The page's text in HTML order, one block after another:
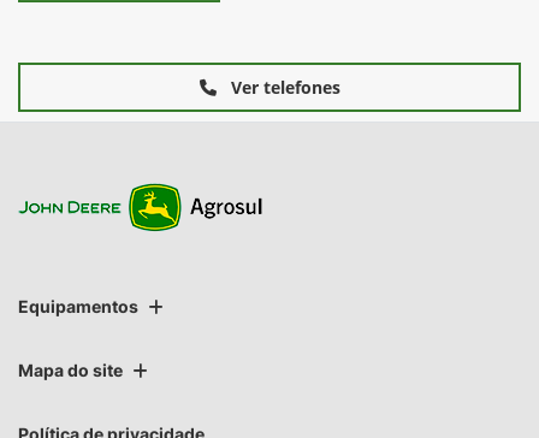
Ver telefones
Equipamentos
Mapa do site
Política de privacidade